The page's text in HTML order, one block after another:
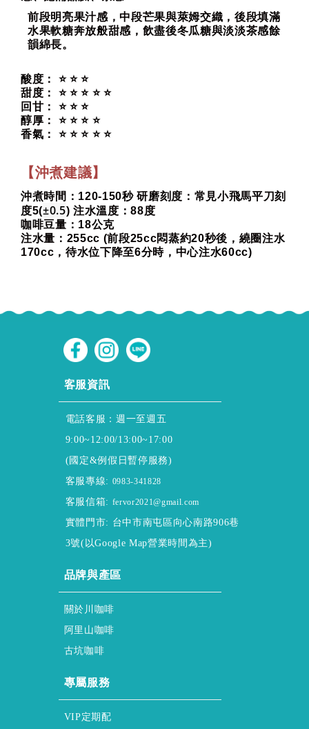
前段明亮果汁感，中段芒果與萊姆交織，後段填滿
水果軟糖奔放般甜感，飲盡後冬瓜糖與淡淡茶感餘
韻綿長。
酸度： ⭐ ⭐ ⭐
甜度： ⭐ ⭐ ⭐ ⭐ ⭐
回甘： ⭐ ⭐ ⭐
醇厚： ⭐ ⭐ ⭐ ⭐
香氣： ⭐ ⭐ ⭐ ⭐ ⭐
【沖煮建議】
沖煮時間：120-150秒 研磨刻度：常見小飛馬平刀刻
度5(±0.5) 注水溫度：88度
咖啡豆量：18公克
注水量：255cc (前段25cc悶蒸約20秒後，繞圈注水
170cc，待水位下降至6分時，中心注水60cc)
客服資訊
電話客服：週一至週五
9:00~12:00/13:00~17:00
(國定&例假日暫停服務)
客服專線: 0983-341828
客服信箱: fervor2021@gmail.com
實體門市: 台中市南屯區向心南路906巷
3號(以Google Map營業時間為主)
品牌與產區
About ssscafe
關於川咖啡
Alisan & Coffee
阿里山咖啡
Gukeng & Coffee
古坑咖啡
專屬服務
regular & purchase
VIP定期配
membership & policy